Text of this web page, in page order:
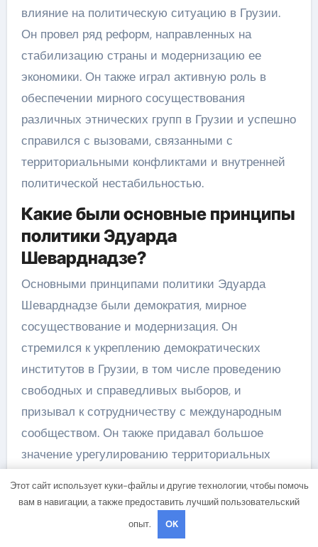
влияние на политическую ситуацию в Грузии.
Он провел ряд реформ, направленных на
стабилизацию страны и модернизацию ее
экономики. Он также играл активную роль в
обеспечении мирного сосуществования
различных этнических групп в Грузии и успешно
справился с вызовами, связанными с
территориальными конфликтами и внутренней
политической нестабильностью.
Какие были основные принципы
политики Эдуарда
Шеварднадзе?
Основными принципами политики Эдуарда
Шеварднадзе были демократия, мирное
сосуществование и модернизация. Он
стремился к укреплению демократических
институтов в Грузии, в том числе проведению
свободных и справедливых выборов, и
призывал к сотрудничеству с международным
сообществом. Он также придавал большое
значение урегулированию территориальных
сосуществования международных сторон.
Какие факторы способствовали
Этот сайт использует куки-файлы и другие технологии, чтобы помочь
вам в навигации, а также предоставить лучший пользовательский
опыт.
OK